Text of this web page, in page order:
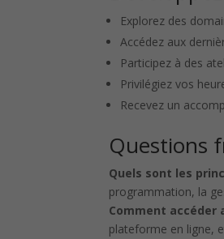
Explorez des
Accédez aux
Participez à des
Privilégiez vos
Recevez un
Questions
Quels sont les
programmation, la
Comment accéder
plateforme en ligne,